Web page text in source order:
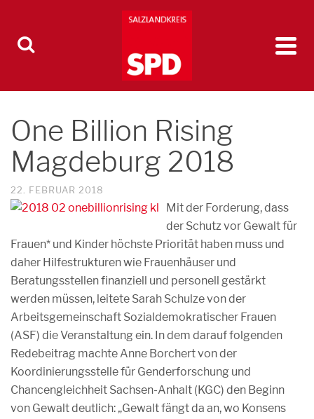
One Billion Rising
Magdeburg 2018
22. FEBRUAR 2018
Mit der Forderung, dass
der Schutz vor Gewalt für
Frauen* und Kinder höchste Priorität haben muss und
daher Hilfestrukturen wie Frauenhäuser und
Beratungsstellen finanziell und personell gestärkt
werden müssen, leitete Sarah Schulze von der
Arbeitsgemeinschaft Sozialdemokratischer Frauen
(ASF) die Veranstaltung ein. In dem darauf folgenden
Redebeitrag machte Anne Borchert von der
Koordinierungsstelle für Genderforschung und
Chancengleichheit Sachsen-Anhalt (KGC) den Beginn
von Gewalt deutlich: „Gewalt fängt da an, wo Konsens